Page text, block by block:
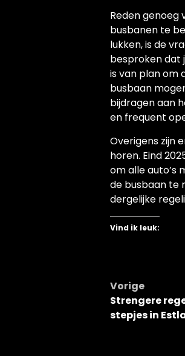
Reden genoeg
busbanen te
lukken, is de
besproken dat
is van plan om
busbaan
bijdragen aan
en frequent
Overigens zijn
horen. Eind
om alle auto’s
de busbaan te
dergelijke
Vind ik leuk:
Bericht
Vorige
Strengere
stepjes in